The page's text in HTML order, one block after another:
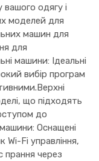
одягу і
моделей для
машин для
для
машини: Ідеальні
вибір програм
що підходять
до
Оснащені
Wi-Fi управління,
прання через